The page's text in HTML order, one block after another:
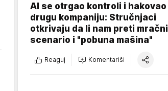
AI se otrgao kontroli i hakovao
drugu kompaniju: Stručnjaci
otkrivaju da li nam preti mračni
scenario i "pobuna mašina"
Reaguj Komentariši